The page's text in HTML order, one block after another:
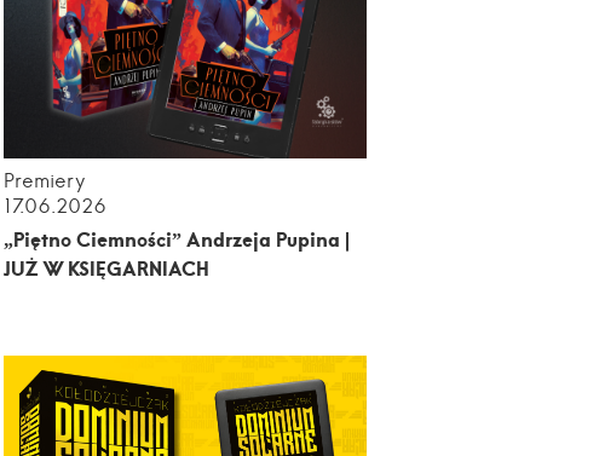
Premiery
17.06.2026
„Piętno Ciemności” Andrzeja Pupina |
JUŻ W KSIĘGARNIACH